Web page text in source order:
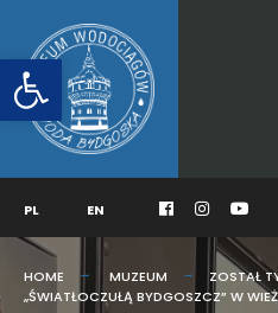
Otwórz pasek narzędzi
to
content
PL EN
HOME MUZEUM
ZOSTAŁ
„ŚWIATŁOCZUŁĄ BYDGOSZCZ” W
for: